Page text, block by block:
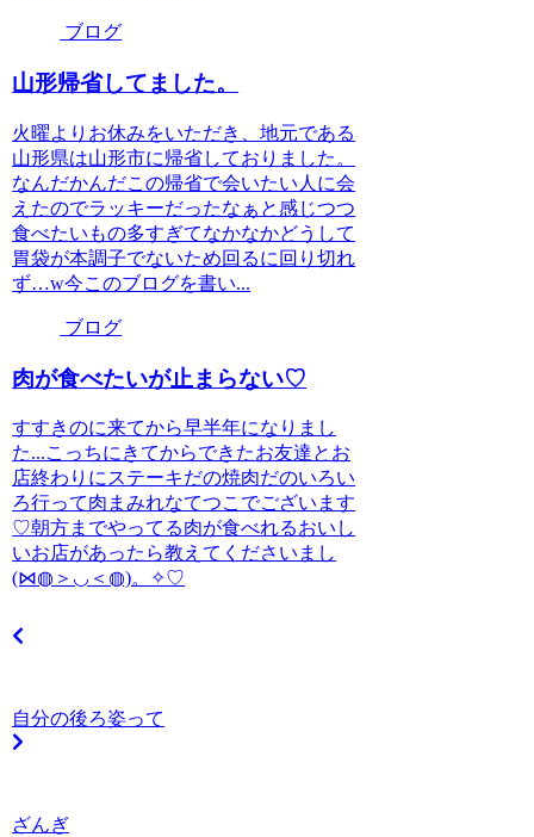
ブログ
山形帰省してました。
火曜よりお休みをいただき、地元である
山形県は山形市に帰省しておりました。
なんだかんだこの帰省で会いたい人に会
えたのでラッキーだったなぁと感じつつ
食べたいもの多すぎてなかなかどうして
胃袋が本調子でないため回るに回り切れ
ず…w今このブログを書い...
ブログ
肉が食べたいが止まらない♡
すすきのに来てから早半年になりまし
た...こっちにきてからできたお友達とお
店終わりにステーキだの焼肉だのいろい
ろ行って肉まみれなてつこでございます
♡朝方までやってる肉が食べれるおいし
いお店があったら教えてくださいまし
(⋈◍＞◡＜◍)。✧♡
自分の後ろ姿って
ざんぎ